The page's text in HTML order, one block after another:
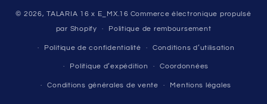
© 2026,TALARIA 16 x E_MX.16 Commerce électronique propulsé
par Shopify Politique de remboursement
Politique de confidentialité Conditions d’utilisation
Politique d’expédition Coordonnées
Conditions générales de vente Mentions légales